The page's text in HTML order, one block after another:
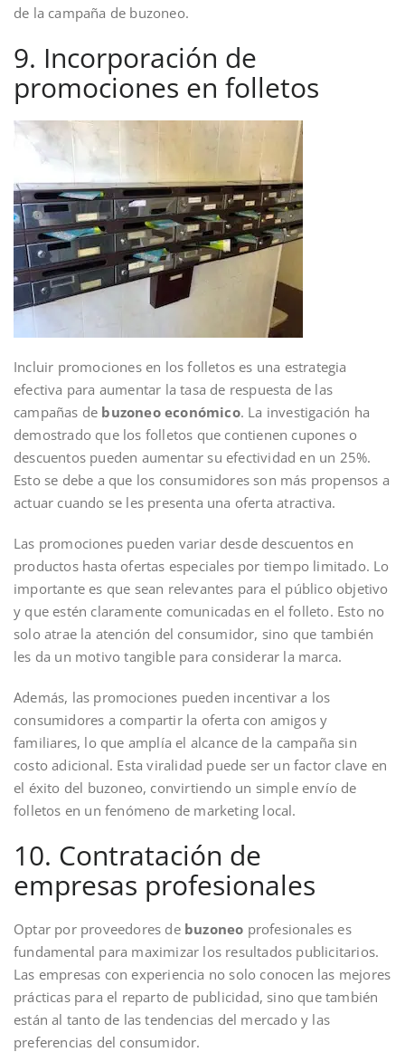
de la campaña de buzoneo.
9. Incorporación de
promociones en folletos
Incluir promociones en los folletos es una estrategia
efectiva para aumentar la tasa de respuesta de las
campañas de buzoneo económico. La investigación ha
demostrado que los folletos que contienen cupones o
descuentos pueden aumentar su efectividad en un 25%.
Esto se debe a que los consumidores son más propensos a
actuar cuando se les presenta una oferta atractiva.
Las promociones pueden variar desde descuentos en
productos hasta ofertas especiales por tiempo limitado. Lo
importante es que sean relevantes para el público objetivo
y que estén claramente comunicadas en el folleto. Esto no
solo atrae la atención del consumidor, sino que también
les da un motivo tangible para considerar la marca.
Además, las promociones pueden incentivar a los
consumidores a compartir la oferta con amigos y
familiares, lo que amplía el alcance de la campaña sin
costo adicional. Esta viralidad puede ser un factor clave en
el éxito del buzoneo, convirtiendo un simple envío de
folletos en un fenómeno de marketing local.
10. Contratación de
empresas profesionales
Optar por proveedores de buzoneo profesionales es
fundamental para maximizar los resultados publicitarios.
Las empresas con experiencia no solo conocen las mejores
prácticas para el reparto de publicidad, sino que también
están al tanto de las tendencias del mercado y las
preferencias del consumidor.